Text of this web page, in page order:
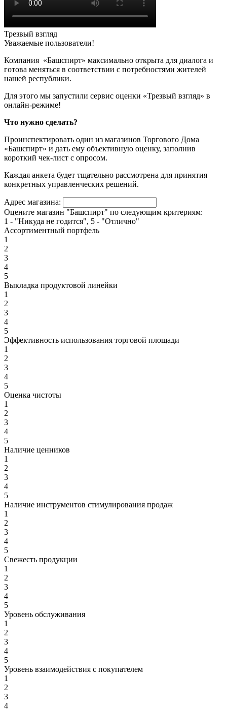
Трезвый взгляд
Уважаемые пользователи!
Компания «Башспирт» максимально открыта для диалога и
готова меняться в соответствии с потребностями жителей
нашей республики.
Для этого мы запустили сервис оценки «Трезвый взгляд» в
онлайн-режиме!
Что нужно сделать?
Проинспектировать один из магазинов Торгового Дома
«Башспирт» и дать ему объективную оценку, заполнив
короткий чек-лист с опросом.
Каждая анкета будет тщательно рассмотрена для принятия
конкретных управленческих решений.
Адрес магазина:
Оцените магазин "Башспирт" по следующим критериям:
1 - "Никуда не годится", 5 - "Отлично"
Ассортиментный портфель
1
2
3
4
5
Выкладка продуктовой линейки
1
2
3
4
5
Эффективность использования торговой площади
1
2
3
4
5
Оценка чистоты
1
2
3
4
5
Наличие ценников
1
2
3
4
5
Наличие инструментов стимулирования продаж
1
2
3
4
5
Свежесть продукции
1
2
3
4
5
Уровень обслуживания
1
2
3
4
5
Уровень взаимодействия с покупателем
1
2
3
4